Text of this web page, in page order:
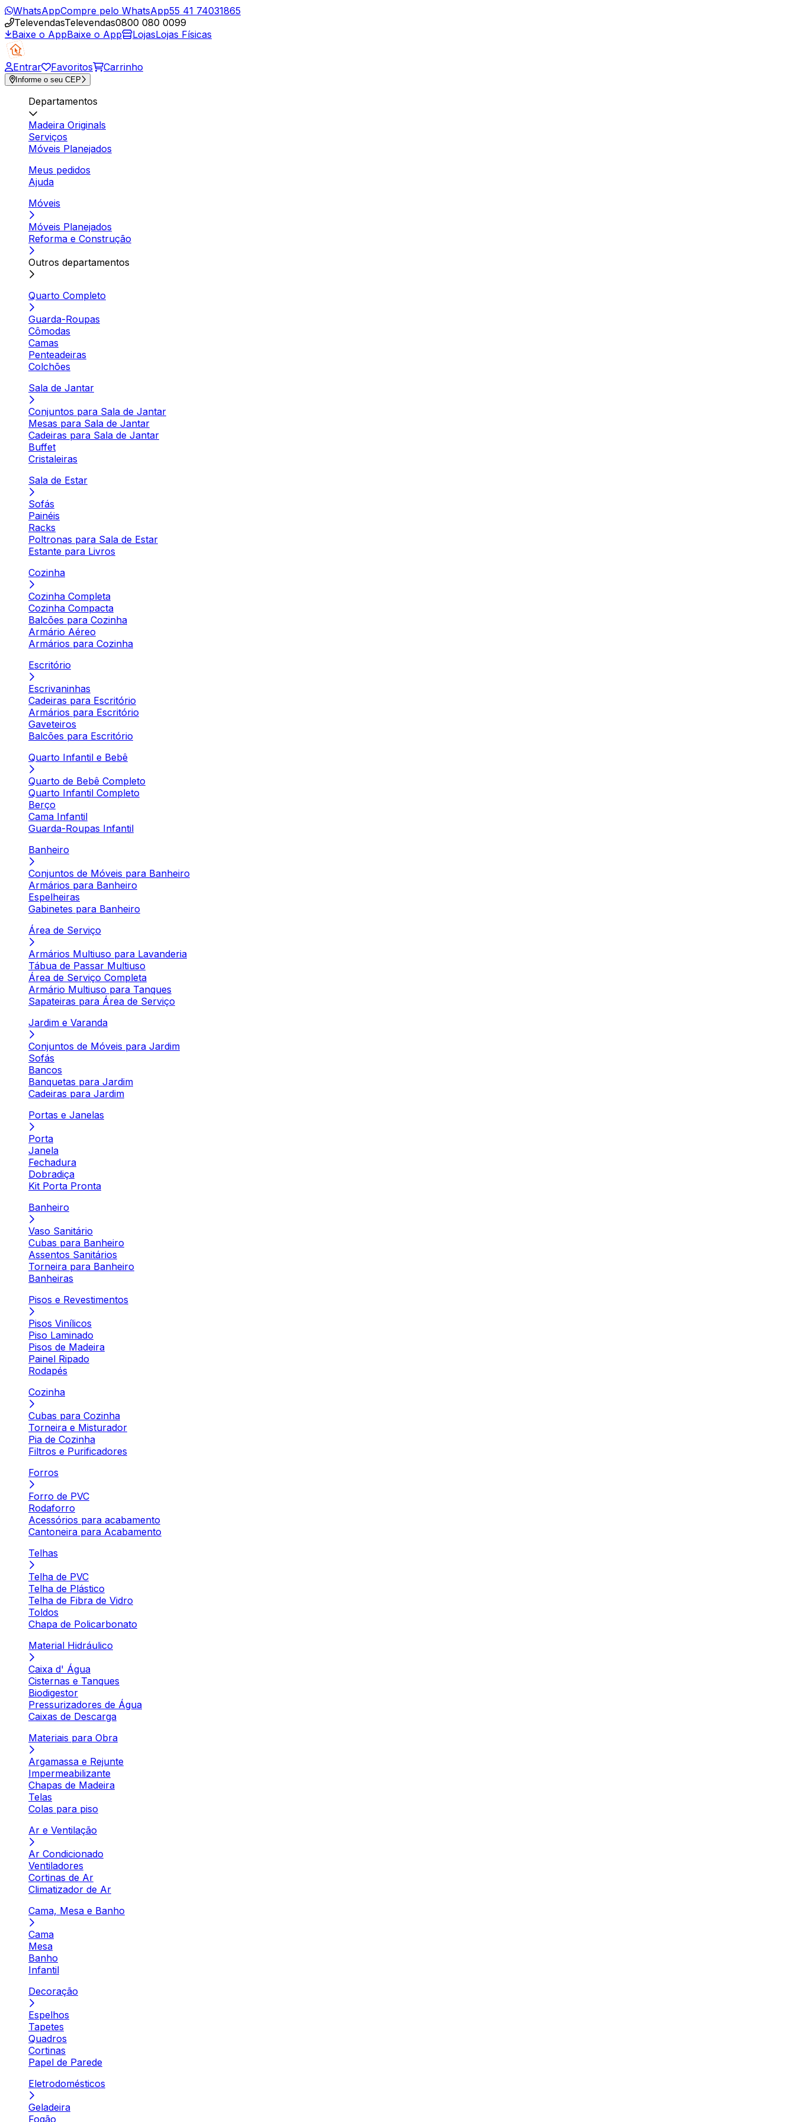
WhatsAppCompre pelo WhatsApp55 41 74031865
TelevendasTelevendas0800 080 0099
Baixe o AppBaixe o App LojasLojas Físicas
Entrar Favoritos Carrinho
Informe o seu CEP
Departamentos
Madeira Originals
Serviços
Móveis Planejados
Meus pedidos
Ajuda
Móveis
Móveis Planejados
Reforma e Construção
Outros departamentos
Quarto Completo
Guarda-Roupas
Cômodas
Camas
Penteadeiras
Colchões
Sala de Jantar
Conjuntos para Sala de Jantar
Mesas para Sala de Jantar
Cadeiras para Sala de Jantar
Buffet
Cristaleiras
Sala de Estar
Sofás
Painéis
Racks
Poltronas para Sala de Estar
Estante para Livros
Cozinha
Cozinha Completa
Cozinha Compacta
Balcões para Cozinha
Armário Aéreo
Armários para Cozinha
Escritório
Escrivaninhas
Cadeiras para Escritório
Armários para Escritório
Gaveteiros
Balcões para Escritório
Quarto Infantil e Bebê
Quarto de Bebê Completo
Quarto Infantil Completo
Berço
Cama Infantil
Guarda-Roupas Infantil
Banheiro
Conjuntos de Móveis para Banheiro
Armários para Banheiro
Espelheiras
Gabinetes para Banheiro
Área de Serviço
Armários Multiuso para Lavanderia
Tábua de Passar Multiuso
Área de Serviço Completa
Armário Multiuso para Tanques
Sapateiras para Área de Serviço
Jardim e Varanda
Conjuntos de Móveis para Jardim
Sofás
Bancos
Banquetas para Jardim
Cadeiras para Jardim
Portas e Janelas
Porta
Janela
Fechadura
Dobradiça
Kit Porta Pronta
Banheiro
Vaso Sanitário
Cubas para Banheiro
Assentos Sanitários
Torneira para Banheiro
Banheiras
Pisos e Revestimentos
Pisos Vinílicos
Piso Laminado
Pisos de Madeira
Painel Ripado
Rodapés
Cozinha
Cubas para Cozinha
Torneira e Misturador
Pia de Cozinha
Filtros e Purificadores
Forros
Forro de PVC
Rodaforro
Acessórios para acabamento
Cantoneira para Acabamento
Telhas
Telha de PVC
Telha de Plástico
Telha de Fibra de Vidro
Toldos
Chapa de Policarbonato
Material Hidráulico
Caixa d' Água
Cisternas e Tanques
Biodigestor
Pressurizadores de Água
Caixas de Descarga
Materiais para Obra
Argamassa e Rejunte
Impermeabilizante
Chapas de Madeira
Telas
Colas para piso
Ar e Ventilação
Ar Condicionado
Ventiladores
Cortinas de Ar
Climatizador de Ar
Cama, Mesa e Banho
Cama
Mesa
Banho
Infantil
Decoração
Espelhos
Tapetes
Quadros
Cortinas
Papel de Parede
Eletrodomésticos
Geladeira
Fogão